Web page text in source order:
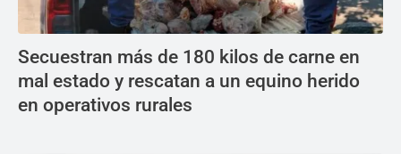
Secuestran más de 180 kilos de carne en
mal estado y rescatan a un equino herido
en operativos rurales